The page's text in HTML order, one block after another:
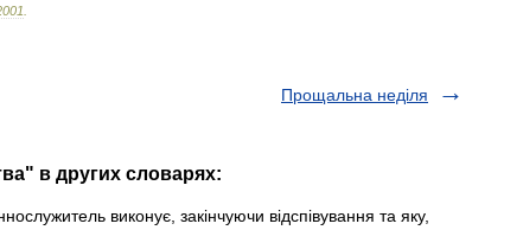
Прощальна неділя
в других словарях:
виконує, закінчуючи відспівування та яку,